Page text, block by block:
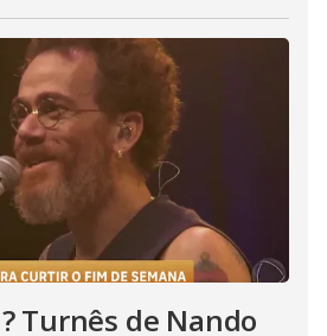
Turnês de Nando